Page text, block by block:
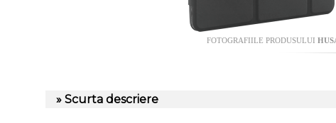
FOTOGRAFIILE PRODUSULUI
» Scurta descriere